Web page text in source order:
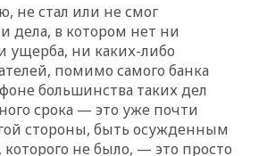
не стал или не смог
дела, в котором нет ни
ущерба, ни каких-либо
помимо самого банка
большинства таких дел
срока — это уже почти
стороны, быть осужденным
не было, — это просто